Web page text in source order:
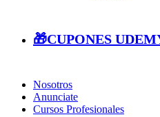
🎁CUPONES
Nosotros
Anunciate
Cursos Profesionales